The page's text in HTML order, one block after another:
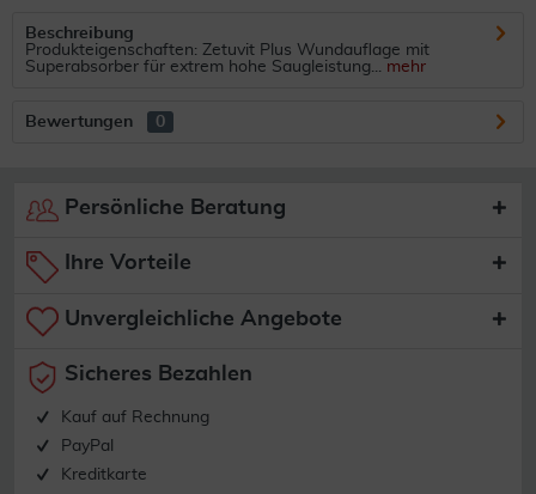
Beschreibung
Produkteigenschaften: Zetuvit Plus Wundauflage mit
Superabsorber für extrem hohe Saugleistung... mehr
Bewertungen 0
Persönliche Beratung
Ihre Vorteile
Unvergleichliche Angebote
Sicheres Bezahlen
Kauf auf Rechnung
PayPal
Kreditkarte